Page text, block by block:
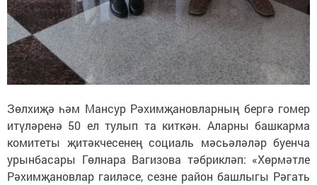
Зөлхиҗә һәм Мансур Рәхимҗановларның бергә гомер
итүләренә 50 ел тулып та киткән. Аларны башкарма
комитеты җитәкчесенең социаль мәсьәләләр буенча
урынбасары Гөлнара Вагизова тәбрикләп: «Хөрмәтле
Рәхимҗановлар гаиләсе, сезне район башлыгы Рәгать